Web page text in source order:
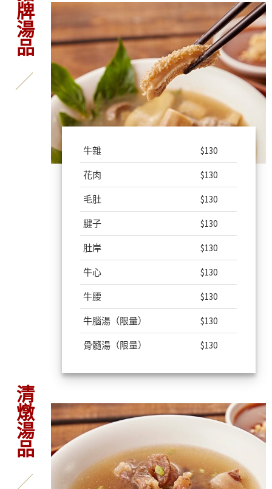
招牌湯品
牛雜 $130
花肉 $130
毛肚 $130
腱子 $130
肚岸 $130
牛心 $130
牛腰 $130
牛腦湯 （限量） $130
骨髓湯 （限量） $130
清燉湯品